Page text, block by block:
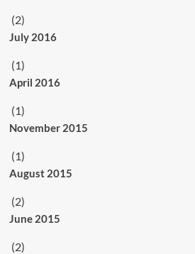
(2)
July 2016
(1)
April 2016
(1)
November 2015
(1)
August 2015
(2)
June 2015
(2)